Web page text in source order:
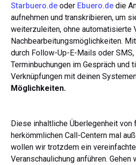
Starbuero.deoder Ebuero.dedie
aufnehmen und transkribieren, um
weiterzuleiten, ohne automatisierte
Nachbearbeitungsmöglichkeiten.
durch Follow-Up-E-Mails oder
Terminbuchungen im Gespräch und
Verknüpfungen mit deinen
Möglichkeiten.
Diese inhaltliche Überlegenheit von
herkömmlichen Call-Centern mal
wollen wir trotzdem ein
Veranschaulichung anführen. Gehen